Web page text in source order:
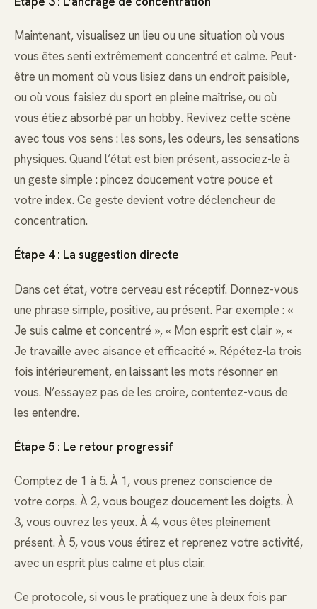
Maintenant, visualisez un lieu ou une situation où vous
vous êtes senti extrêmement concentré et calme. Peut-
être un moment où vous lisiez dans un endroit paisible,
ou où vous faisiez du sport en pleine maîtrise, ou où
vous étiez absorbé par un hobby. Revivez cette scène
avec tous vos sens : les sons, les odeurs, les sensations
physiques. Quand l’état est bien présent, associez-le à
un geste simple : pincez doucement votre pouce et
votre index. Ce geste devient votre déclencheur de
concentration.
Étape 4 : La suggestion directe
Dans cet état, votre cerveau est réceptif. Donnez-vous
une phrase simple, positive, au présent. Par exemple : «
Je suis calme et concentré », « Mon esprit est clair », «
Je travaille avec aisance et efficacité ». Répétez-la trois
fois intérieurement, en laissant les mots résonner en
vous. N’essayez pas de les croire, contentez-vous de
les entendre.
Étape 5 : Le retour progressif
Comptez de 1 à 5. À 1, vous prenez conscience de
votre corps. À 2, vous bougez doucement les doigts. À
3, vous ouvrez les yeux. À 4, vous êtes pleinement
présent. À 5, vous vous étirez et reprenez votre activité,
avec un esprit plus calme et plus clair.
Ce protocole, si vous le pratiquez une à deux fois par